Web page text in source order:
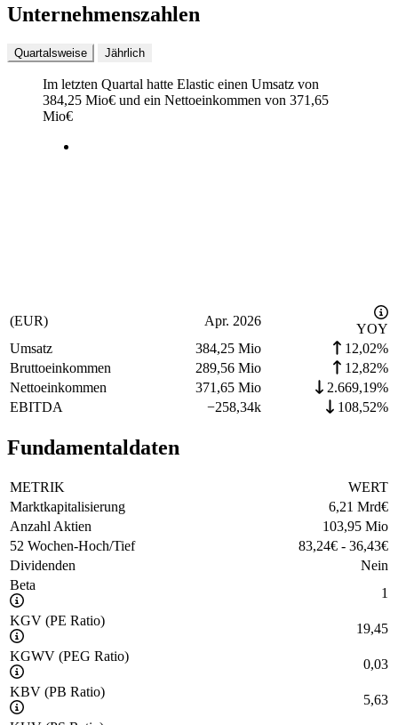
Unternehmenszahlen
Quartalsweise Jährlich
Im letzten Quartal hatte Elastic einen Umsatz von
384,25 Mio€ und ein Nettoeinkommen von 371,65
Mio€
(EUR) Apr. 2026
YOY
Umsatz
384,25 Mio
12,02%
Bruttoeinkommen
289,56 Mio
12,82%
Nettoeinkommen
371,65 Mio
2.669,19%
EBITDA
−258,34k 108,52%
Fundamentaldaten
METRIK
WERT
Marktkapitalisierung
6,21 Mrd€
Anzahl Aktien
103,95 Mio
52 Wochen-Hoch/Tief
83,24€ - 36,43€
Dividenden
Nein
Beta
1
KGV (PE Ratio)
19,45
KGWV (PEG Ratio)
0,03
KBV (PB Ratio)
5,63